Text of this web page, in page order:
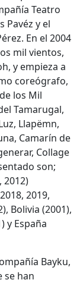
Teatro
Pavéz y el
En el 2004
mil vientos,
y empieza a
coreógrafo,
los Mil
Tamarugal,
Llapëmn,
Camarín de
Collage
son;
2012)
2019,
Bolivia (2001),
y España
Bayku,
se han